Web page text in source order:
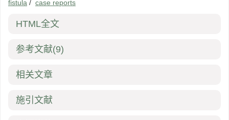
fistula / case reports
HTML全文
参考文献(9)
相关文章
施引文献